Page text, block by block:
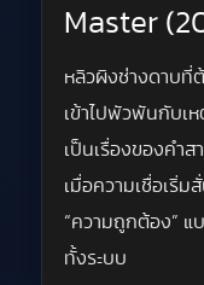
Master
หลิวผิงช่างดาบที่
เข้าไปพัวพันกับเ
เป็นเรื่องของคำส
เมื่อความเชื่อเริ่ม
“ความถูกต้อง” แ
ทั้งระบบ